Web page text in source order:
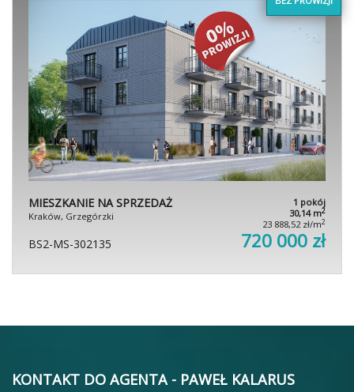
MIESZKANIE NA SPRZEDAŻ
Kraków, Grzegórzki
1 pokój
30,14 m2
23 888,52 zł/m2
BS2-MS-302135 720 000 zł
KONTAKT DO AGENTA - PAWEŁ KALARUS